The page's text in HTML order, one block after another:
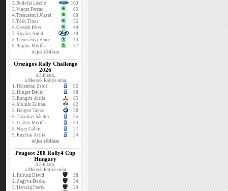
2.Bodolai László
103
3.Vincze Ferenc
85
4.Trencsényi József
80
5.Tóth Tibor
55
6.Osváth Péter
49
7.Kovács Antal
49
8.Trencsényi Vince
43
9.Bujdos Miklós 37
teljes táblázat
Országos Rally Challenge
2026
a 3.futam,
a Mecsek Rallye után
1. Helembai Zsolt
92
2. Hinger Dávid
88
3. Rongits Attila
85
4. Molnár Zoltán
62
5. Helgert Tamás
58
6. Tárkányi Sándor
35
7. Csáthy Miklós
34
8. Nagy Gábor
27
9. Ruszkai Attila 24
teljes táblázat
Peugeot 208 Rally4 Cup
Hungary
a 3.futam,
a Mecsek Rallye után
1. Faltusz Dávid
38
2. Zagyva Dorka
34
3. Herczig Patrik
29